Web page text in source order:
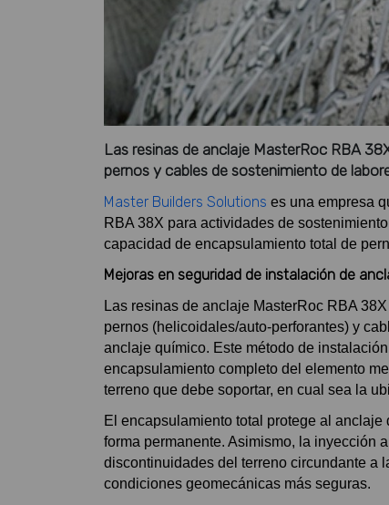
Las resinas de anclaje MasterRoc RBA
pernos y cables de sostenimiento de
Master Builders Solutions es una empresa
RBA 38X para actividades de
capacidad de encapsulamiento total de
Mejoras en seguridad de instalación de
Las resinas de anclaje MasterRoc RBA
pernos (helicoidales/auto-perforantes) y
anclaje químico. Este método de
encapsulamiento completo del elemento
terreno que debe soportar, en cual sea la
El encapsulamiento total protege al
forma permanente. Asimismo, la inyección
discontinuidades del terreno circundante a
condiciones geomecánicas más seguras.